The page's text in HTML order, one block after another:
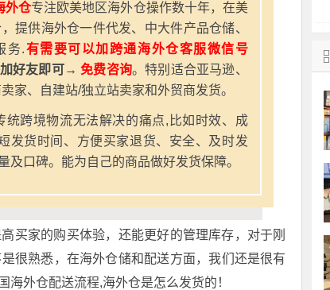
外仓专注欧美地区海外仓操作数十年，在美
提供海外仓一件代发、中大件产品仓储、
务.有需要可以加跨通海外仓客服微信号
加好友即可→免费咨询。特别适合亚马逊、
家、自建站/独立站卖家和外贸商发货。
跨境物流无法解决的痛点,比如时效、成
发货时间、方便买家退货、安全、及时发
口碑。能为自己的商品做好发货保障。
买家的购买体验，还能更好的管理库存，对于刚
很熟悉，在海外仓储和配送方面，我们还是很有
外仓配送流程,海外仓是怎么发货的！